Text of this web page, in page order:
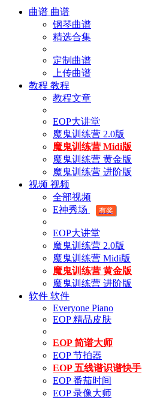
曲谱 曲谱
钢琴曲谱
精选合集
定制曲谱
上传曲谱
教程 教程
教程文章
EOP大讲堂
魔鬼训练营 2.0版
魔鬼训练营 Midi版
魔鬼训练营 黄金版
魔鬼训练营 进阶版
视频 视频
全部视频
E神秀场
有奖
EOP大讲堂
魔鬼训练营 2.0版
魔鬼训练营 Midi版
魔鬼训练营 黄金版
魔鬼训练营 进阶版
软件 软件
Everyone Piano
EOP 精品皮肤
EOP 简谱大师
EOP 节拍器
EOP 五线谱识谱快手
EOP 番茄时间
EOP 录像大师